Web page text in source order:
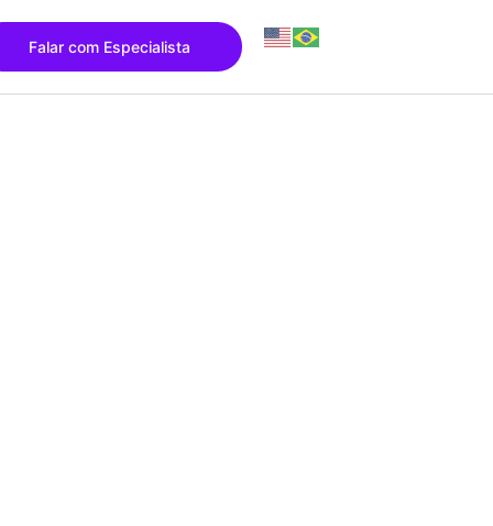
Falar com Especialista